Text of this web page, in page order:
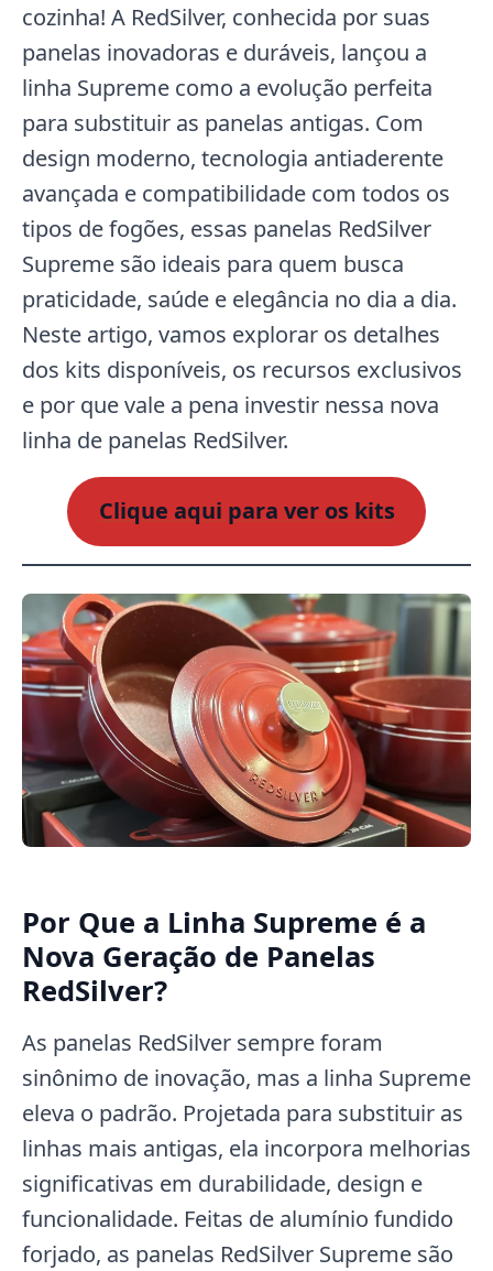
cozinha! A RedSilver, conhecida por suas
panelas inovadoras e duráveis, lançou a
linha Supreme como a evolução perfeita
para substituir as panelas antigas. Com
design moderno, tecnologia antiaderente
avançada e compatibilidade com todos os
tipos de fogões, essas panelas RedSilver
Supreme são ideais para quem busca
praticidade, saúde e elegância no dia a dia.
Neste artigo, vamos explorar os detalhes
dos kits disponíveis, os recursos exclusivos
e por que vale a pena investir nessa nova
linha de panelas RedSilver.
Clique aqui para ver os kits
Por Que a Linha Supreme é a
Nova Geração de Panelas
RedSilver?
As panelas RedSilver sempre foram
sinônimo de inovação, mas a linha Supreme
eleva o padrão. Projetada para substituir as
linhas mais antigas, ela incorpora melhorias
significativas em durabilidade, design e
funcionalidade. Feitas de alumínio fundido
forjado, as panelas RedSilver Supreme são